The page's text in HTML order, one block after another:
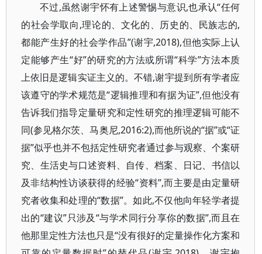
不过,虽然谢宇怀有上述警惕与意识,也承认“任何
的社会学取向,理论的、文化的、历史的、民族志的,
都能产生好的社会学作品”(谢宇,2018),但他实际上认
定能够产生“好”的研究的方法或所谓“科学”方法本质
上依旧是逻辑实证主义的。不错,谢宇提到所有学者应
该遵守的学术规范是“逻辑推理和有据为证”,但他没有
告诉我们指导定量研究和定性研究的推理逻辑可能不
同(参见格尔茨、马奥尼,2016:2),而他所说的“据”或“证
据”似乎也并不包括定性研究者通过参与观察、个案研
究、生活史与口述资料、自传、档案、日记、书信以
及非结构性访谈获得的经验“资料”,而主要是由定量研
究者收集和处理的“数据”。如此,不仅他向年轻学者提
出的“建议”只涉及“与学术同行分享你的数据”,而且在
他那里定性方法也只是“没有很好的定量操作化方案和